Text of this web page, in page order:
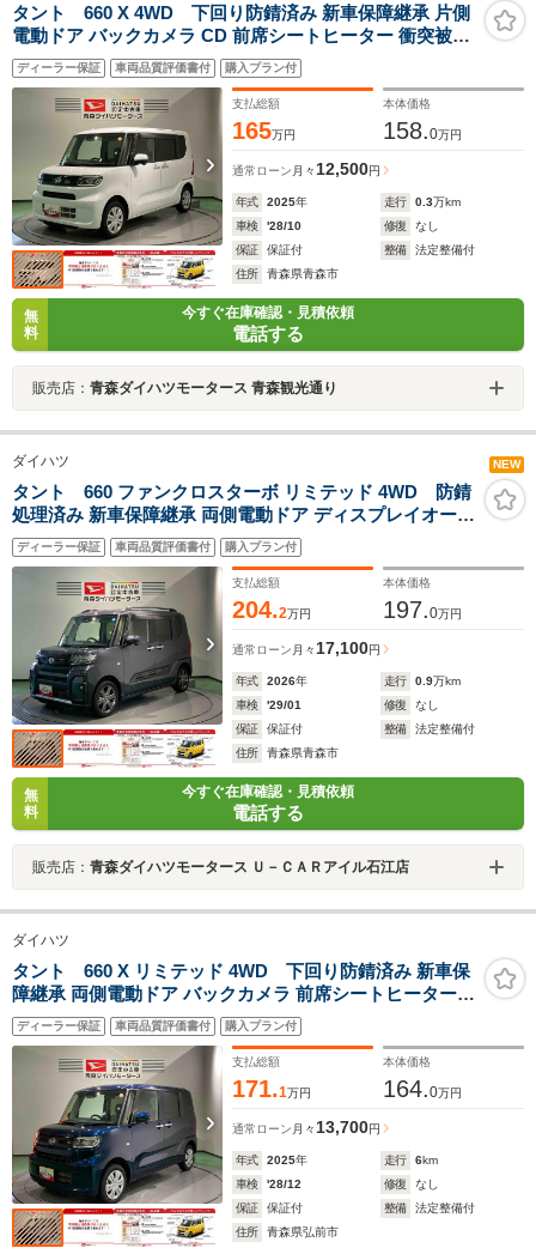
タント 660 X 4WD 下回り防錆済み 新車保障継承 片側
電動ドア バックカメラ CD 前席シートヒーター 衝突被害
軽減ブレーキ 障害物センサー
ディーラー保証 車両品質評価書付 購入プラン付
支払総額
165万円
本体価格
158.0万円
通常ローン 月々 12,500円
年式 2025年 走行 0.3万km
車検
'28/10 修復
なし
保証
保証付 整備
法定整備付
住所
青森県青森市
無
料
今すぐ在庫確認・見積依頼
電話する
販売店： 青森ダイハツモータース 青森観光通り
ダイハツ NEW
タント 660 ファンクロスターボ リミテッド 4WD 防錆
処理済み 新車保障継承 両側電動ドア ディスプレイオーデ
ィオ バックカメラ ETC TV 前席シートヒーター アダプテ
ィブクルーズコントロール
ディーラー保証 車両品質評価書付 購入プラン付
支払総額
204.2万円
本体価格
197.0万円
通常ローン 月々 17,100円
年式 2026年 走行 0.9万km
車検
'29/01 修復
なし
保証
保証付 整備
法定整備付
住所
青森県青森市
無
料
今すぐ在庫確認・見積依頼
電話する
販売店： 青森ダイハツモータース Ｕ－ＣＡＲアイル石江店
ダイハツ
タント 660 X リミテッド 4WD 下回り防錆済み 新車保
障継承 両側電動ドア バックカメラ 前席シートヒーター
衝突被害軽減ブレーキ 障害物センサー
ディーラー保証 車両品質評価書付 購入プラン付
支払総額
171.1万円
本体価格
164.0万円
通常ローン 月々 13,700円
年式 2025年 走行 6km
車検
'28/12 修復
なし
保証
保証付 整備
法定整備付
住所
青森県弘前市